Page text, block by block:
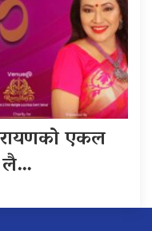
एकल
लै…